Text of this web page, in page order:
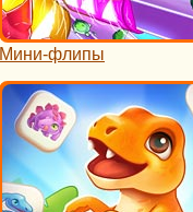
Мини-флипы